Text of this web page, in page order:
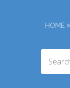
HOME